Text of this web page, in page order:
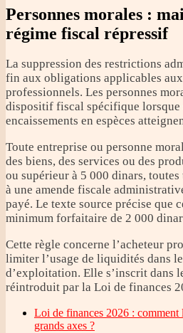
Personnes morales :
régime fiscal répressif
La suppression des restrictions
fin aux obligations applicables
professionnels. Les personnes
dispositif fiscal spécifique lorsque
encaissements en espèces
Toute entreprise ou personne
des biens, des services ou des
ou supérieur à 5 000 dinars, toutes
à une amende fiscale
payé. Le texte source précise que
minimum forfaitaire de 2 000
Cette règle concerne l’acheteur
limiter l’usage de liquidités dans
d’exploitation. Elle s’inscrit dans
réintroduit par la Loi de finances
Loi de finances 2026 : comment
grands axes ?